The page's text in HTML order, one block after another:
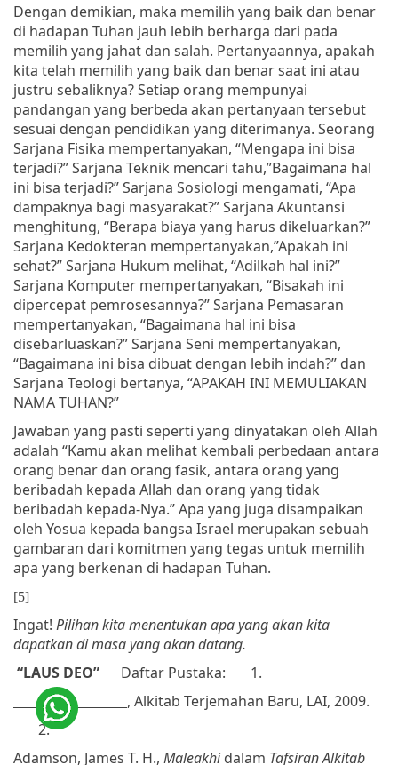
Dengan demikian, maka memilih yang baik dan benar
di hadapan Tuhan jauh lebih berharga dari pada
memilih yang jahat dan salah. Pertanyaannya, apakah
kita telah memilih yang baik dan benar saat ini atau
justru sebaliknya? Setiap orang mempunyai
pandangan yang berbeda akan pertanyaan tersebut
sesuai dengan pendidikan yang diterimanya. Seorang
Sarjana Fisika mempertanyakan, “Mengapa ini bisa
terjadi?” Sarjana Teknik mencari tahu,”Bagaimana hal
ini bisa terjadi?” Sarjana Sosiologi mengamati, “Apa
dampaknya bagi masyarakat?” Sarjana Akuntansi
menghitung, “Berapa biaya yang harus dikeluarkan?”
Sarjana Kedokteran mempertanyakan,”Apakah ini
sehat?” Sarjana Hukum melihat, “Adilkah hal ini?”
Sarjana Komputer mempertanyakan, “Bisakah ini
dipercepat pemrosesannya?” Sarjana Pemasaran
mempertanyakan, “Bagaimana hal ini bisa
disebarluaskan?” Sarjana Seni mempertanyakan,
“Bagaimana ini bisa dibuat dengan lebih indah?” dan
Sarjana Teologi bertanya, “APAKAH INI MEMULIAKAN
NAMA TUHAN?”
Jawaban yang pasti seperti yang dinyatakan oleh Allah
adalah “Kamu akan melihat kembali perbedaan antara
orang benar dan orang fasik, antara orang yang
beribadah kepada Allah dan orang yang tidak
beribadah kepada-Nya.” Apa yang juga disampaikan
oleh Yosua kepada bangsa Israel merupakan sebuah
gambaran dari komitmen yang tegas untuk memilih
apa yang berkenan di hadapan Tuhan.
[5]
Ingat! Pilihan kita menentukan apa yang akan kita
dapatkan di masa yang akan datang.
“LAUS DEO”
Daftar Pustaka:
1.
, Alkitab Terjemahan Baru, LAI, 2009.
2.
Adamson, James T. H., Maleakhidalam Tafsiran Alkitab